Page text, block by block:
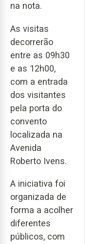
na nota.
As visitas
decorrerão
entre as 09h30
e as 12h00,
com a entrada
dos visitantes
pela porta do
convento
localizada na
Avenida
Roberto Ivens.
A iniciativa foi
organizada de
forma a acolher
diferentes
públicos, com